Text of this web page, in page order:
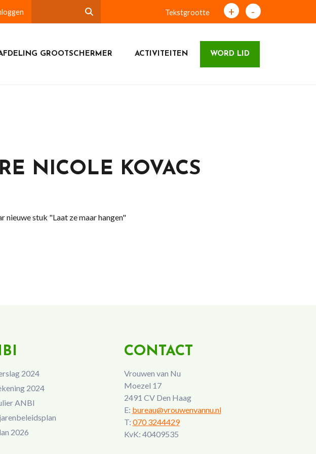
Tekstgrootte + -
GROOTSCHERMER ACTIVITEITEN WORD LID
NICOLE KOVACS
nieuwe stuk "Laat ze maar hangen"
2024
2024
ANBI
2026
CONTACT
Vrouwen van Nu
Moezel 17
2491 CV Den Haag
E: bureau@vrouwenvannu.nl
T: 070 3244429
KvK: 40409535